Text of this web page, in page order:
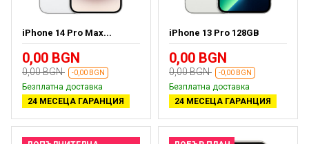
iPhone 14 Pro Max...
0,00 BGN
0,00 BGN -0,00 BGN
Безплатна доставка
24 МЕСЕЦА ГАРАНЦИЯ
iPhone 13 Pro 128GB
0,00 BGN
0,00 BGN -0,00 BGN
Безплатна доставка
24 МЕСЕЦА ГАРАНЦИЯ